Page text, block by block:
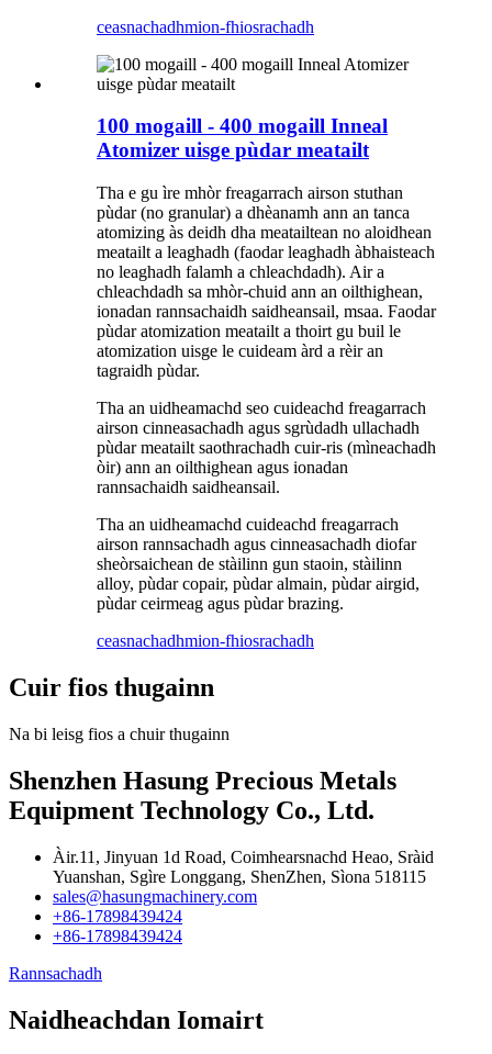
ceasnachadhmion-fhiosrachadh
100 mogaill - 400 mogaill Inneal
Atomizer uisge pùdar meatailt
Tha e gu ìre mhòr freagarrach airson stuthan
pùdar (no granular) a dhèanamh ann an tanca
atomizing às deidh dha meatailtean no aloidhean
meatailt a leaghadh (faodar leaghadh àbhaisteach
no leaghadh falamh a chleachdadh). Air a
chleachdadh sa mhòr-chuid ann an oilthighean,
ionadan rannsachaidh saidheansail, msaa. Faodar
pùdar atomization meatailt a thoirt gu buil le
atomization uisge le cuideam àrd a rèir an
tagraidh pùdar.
Tha an uidheamachd seo cuideachd freagarrach
airson cinneasachadh agus sgrùdadh ullachadh
pùdar meatailt saothrachadh cuir-ris (mìneachadh
òir) ann an oilthighean agus ionadan
rannsachaidh saidheansail.
Tha an uidheamachd cuideachd freagarrach
airson rannsachadh agus cinneasachadh diofar
sheòrsaichean de stàilinn gun staoin, stàilinn
alloy, pùdar copair, pùdar almain, pùdar airgid,
pùdar ceirmeag agus pùdar brazing.
ceasnachadhmion-fhiosrachadh
Cuir fios thugainn
Na bi leisg fios a chuir thugainn
Shenzhen Hasung Precious Metals
Equipment Technology Co., Ltd.
Àir.11, Jinyuan 1d Road, Coimhearsnachd Heao, Sràid
Yuanshan, Sgìre Longgang, ShenZhen, Sìona 518115
sales@hasungmachinery.com
+86-17898439424
+86-17898439424
Rannsachadh
Naidheachdan Iomairt